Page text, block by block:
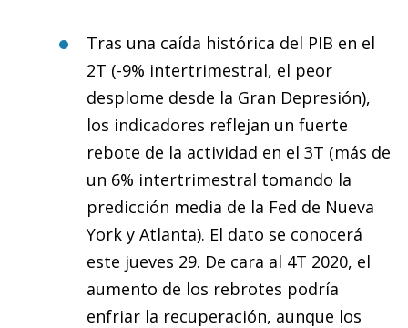
Tras una caída histórica del PIB en el
2T (-9% intertrimestral, el peor
desplome desde la Gran Depresión),
los indicadores reflejan un fuerte
rebote de la actividad en el 3T (más de
un 6% intertrimestral tomando la
predicción media de la Fed de Nueva
York y Atlanta). El dato se conocerá
este jueves 29. De cara al 4T 2020, el
aumento de los rebrotes podría
enfriar la recuperación, aunque los